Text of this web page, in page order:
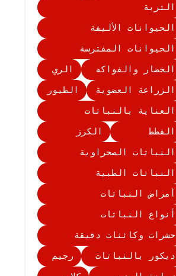
التربة
الحيوانات الأليفة
الحيوانات المفترسة
الخضار والفواكه
الري
الزراعة العضوية
الطيور
العناية بالنباتات
القطط
الكرز
النباتات الصحراوية
النباتات الطبية
أمراض النباتات
أنواع النباتات
حشرات وكائنات دقيقة
ديكور بالنباتات
رجيم